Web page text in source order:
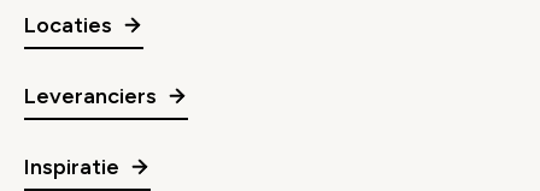
Locaties
Leveranciers
Inspiratie